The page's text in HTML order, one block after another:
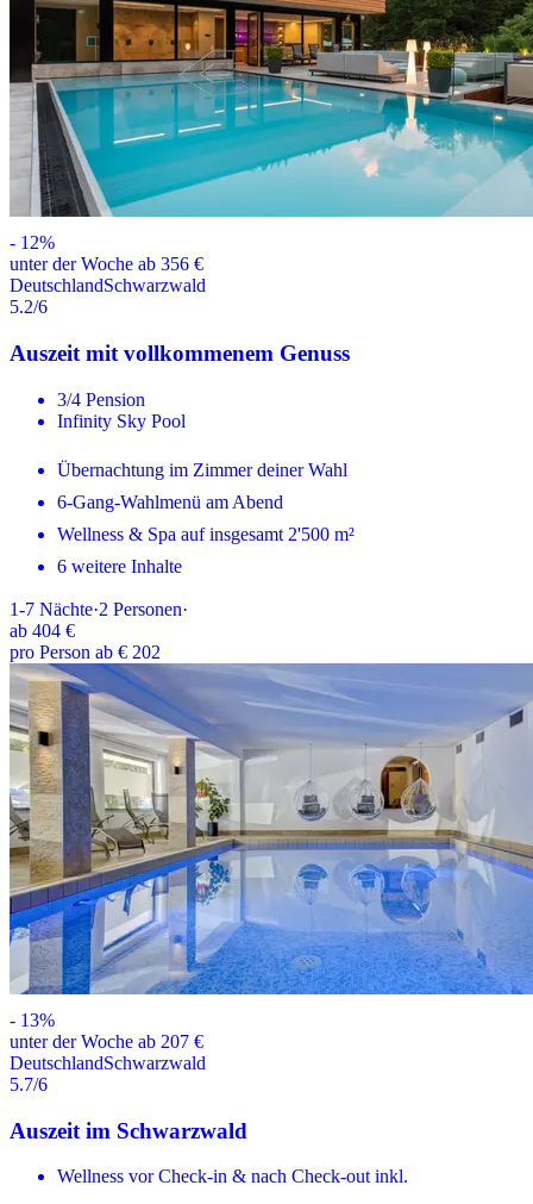
- 12%
unter der Woche ab 356 €
DeutschlandSchwarzwald
5.2/6
Auszeit mit vollkommenem Genuss
3/4 Pension
Infinity Sky Pool
Übernachtung im Zimmer deiner Wahl
6-Gang-Wahlmenü am Abend
Wellness & Spa auf insgesamt 2'500 m²
6 weitere Inhalte
1-7 Nächte·2 Personen·
ab 404 €
pro Person ab € 202
- 13%
unter der Woche ab 207 €
DeutschlandSchwarzwald
5.7/6
Auszeit im Schwarzwald
Wellness vor Check-in & nach Check-out inkl.